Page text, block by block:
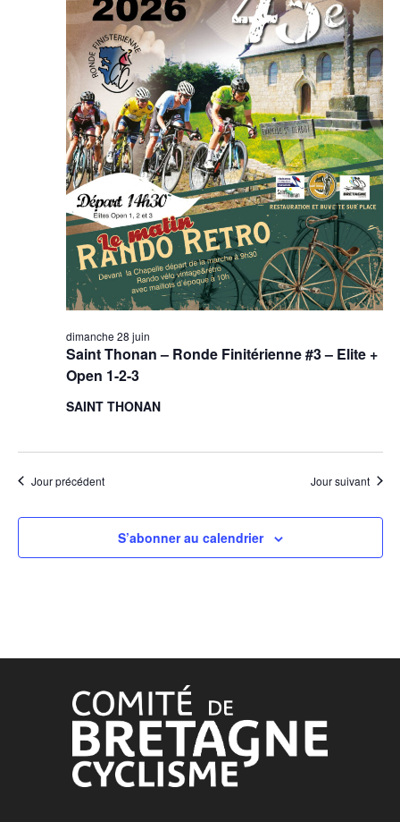
Saint Thonan – Ronde Finitérienne #3 – Elite +
Open 1-2-3
dimanche 28 juin
SAINT THONAN
Jour précédent Jour suivant
S’abonner au calendrier